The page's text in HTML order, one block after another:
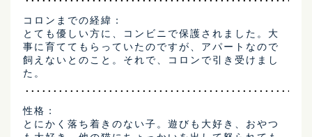
コロンまでの経緯：
とても優しい方に、コンビニで保護されました。大
事に育ててもらっていたのですが、アパートなので
飼えないとのこと。それで、コロンで引き受けまし
た。
性格：
とにかく落ち着きのない子。遊びも大好き、おやつ